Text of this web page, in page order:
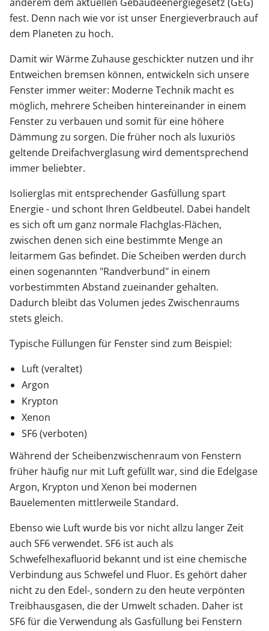
fest. Denn nach wie vor ist unser Energieverbrauch auf
dem Planeten zu hoch.
Damit wir Wärme Zuhause geschickter nutzen und ihr
Entweichen bremsen können, entwickeln sich unsere
Fenster immer weiter: Moderne Technik macht es
möglich, mehrere Scheiben hintereinander in einem
Fenster zu verbauen und somit für eine höhere
Dämmung zu sorgen. Die früher noch als luxuriös
geltende Dreifachverglasung wird dementsprechend
immer beliebter.
Isolierglas mit entsprechender Gasfüllung spart
Energie - und schont Ihren Geldbeutel. Dabei handelt
es sich oft um ganz normale Flachglas-Flächen,
zwischen denen sich eine bestimmte Menge an
leitarmem Gas befindet. Die Scheiben werden durch
einen sogenannten "Randverbund" in einem
vorbestimmten Abstand zueinander gehalten.
Dadurch bleibt das Volumen jedes Zwischenraums
stets gleich.
Typische Füllungen für Fenster sind zum Beispiel:
Luft (veraltet)
Argon
Krypton
Xenon
SF6 (verboten)
Während der Scheibenzwischenraum von Fenstern
früher häufig nur mit Luft gefüllt war, sind die Edelgase
Argon, Krypton und Xenon bei modernen
Bauelementen mittlerweile Standard.
Ebenso wie Luft wurde bis vor nicht allzu langer Zeit
auch SF6 verwendet. SF6 ist auch als
Schwefelhexafluorid bekannt und ist eine chemische
Verbindung aus Schwefel und Fluor. Es gehört daher
nicht zu den Edel-, sondern zu den heute verpönten
Treibhausgasen, die der Umwelt schaden. Daher ist
SF6 für die Verwendung als Gasfüllung bei Fenstern